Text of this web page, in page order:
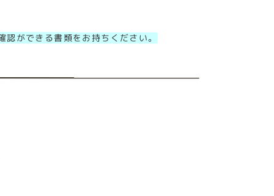
ができる書類をお持ちください。